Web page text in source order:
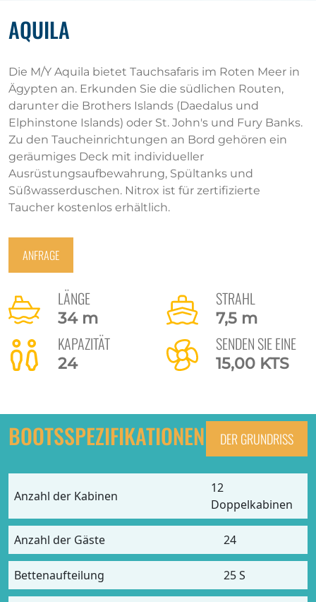
AQUILA
Die M/Y Aquila bietet Tauchsafaris im Roten Meer in
Ägypten an. Erkunden Sie die südlichen Routen,
darunter die Brothers Islands (Daedalus und
Elphinstone Islands) oder St. John's und Fury Banks.
Zu den Taucheinrichtungen an Bord gehören ein
geräumiges Deck mit individueller
Ausrüstungsaufbewahrung, Spültanks und
Süßwasserduschen. Nitrox ist für zertifizierte
Taucher kostenlos erhältlich.
ANFRAGE
LÄNGE
34 m
STRAHL
7,5 m
KAPAZITÄT
24
SENDEN SIE EINE
15,00 KTS
BOOTSSPEZIFIKATIONEN DER GRUNDRISS
Anzahl der Kabinen
12
Doppelkabinen
Anzahl der Gäste 24
Bettenaufteilung 25 S